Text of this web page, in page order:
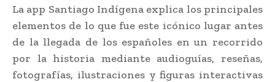
La app Santiago Indígena explica los principales
elementos de lo que fue este icónico lugar antes
de la llegada de los españoles en un recorrido
por la historia mediante audioguías, reseñas,
fotografías, ilustraciones y figuras interactivas